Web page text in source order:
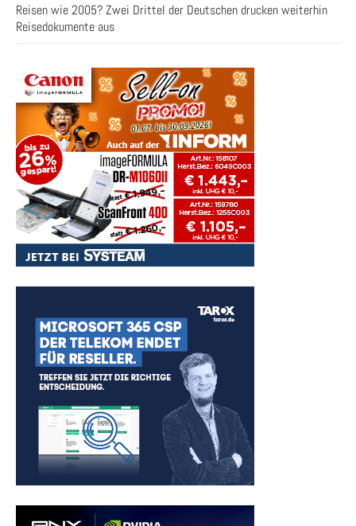
Reisen wie 2005? Zwei Drittel der Deutschen drucken weiterhin
Reisedokumente aus